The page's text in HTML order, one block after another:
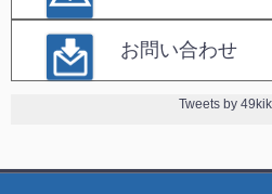
お問い合わせ
Tweets by